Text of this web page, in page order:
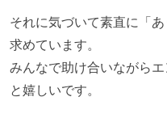
く相対ポイントを用
形で行っている
継続的なデプロイ（
ワークフローの整備
それに気づいて素直に「
求めています。
みんなで助け合いながら
と嬉しいです。